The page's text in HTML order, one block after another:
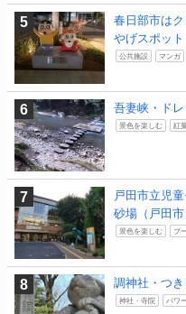
春日部市は
やげスポット
公共施設 マンガ
吾妻峡・ドレ
景色を楽しむ 紅
戸田市立児
砂場（戸田市
景色を楽しむ プ
調神社・つき
神社・寺院 パワ